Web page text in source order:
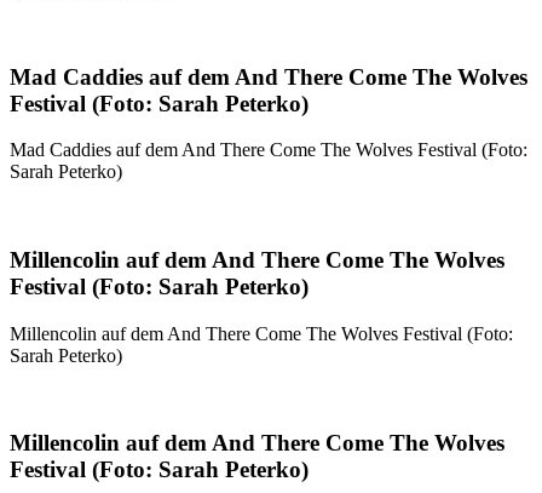
Mad Caddies auf dem And There Come The Wolves
Festival (Foto: Sarah Peterko)
Mad Caddies auf dem And There Come The Wolves Festival (Foto:
Sarah Peterko)
Millencolin auf dem And There Come The Wolves
Festival (Foto: Sarah Peterko)
Millencolin auf dem And There Come The Wolves Festival (Foto:
Sarah Peterko)
Millencolin auf dem And There Come The Wolves
Festival (Foto: Sarah Peterko)